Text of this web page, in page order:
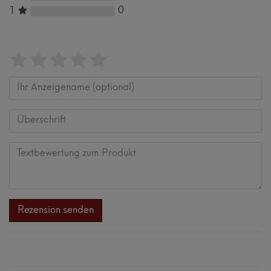
1
0
von
von
von
von
von
Anzeigename
zum
Produkt
Rezension senden